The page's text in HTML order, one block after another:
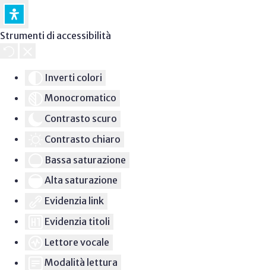
Strumenti di accessibilità
Inverti colori
Monocromatico
Contrasto scuro
Contrasto chiaro
Bassa saturazione
Alta saturazione
Evidenzia link
Evidenzia titoli
Lettore vocale
Modalità lettura